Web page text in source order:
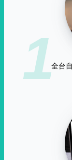
1全台